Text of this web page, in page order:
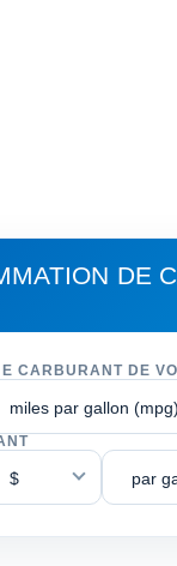
DE
CARBURANT DE
miles par gallon (mpg)
$ par